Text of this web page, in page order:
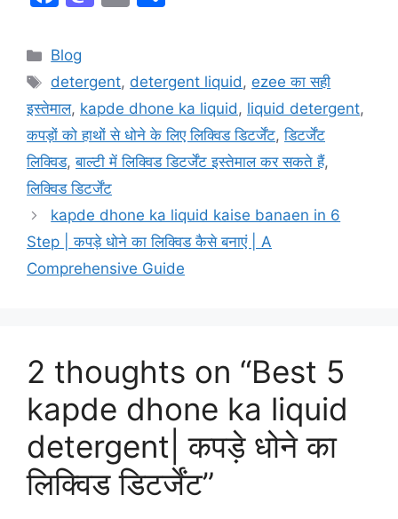
c
e
b
o
o
k
o
d
o
n
l
e
Categories
Blog
Tags
detergent, detergent liquid, ezee का सही
इस्तेमाल, kapde dhone ka liquid, liquid detergent,
कपड़ों को हाथों से धोने के लिए लिक्विड डिटर्जेंट,डिटर्जेंट
लिक्विड,बाल्टी में लिक्विड डिटर्जेंट इस्तेमाल कर सकते हैं,
लिक्विड डिटर्जेंट
kapde dhone ka liquid kaise banaen in 6
Step | कपड़े धोने का लिक्विड कैसे बनाएं | A
Comprehensive Guide
2 thoughts on “Best 5
kapde dhone ka liquid
detergent| कपड़े धोने का
लिक्विड डिटर्जेंट”